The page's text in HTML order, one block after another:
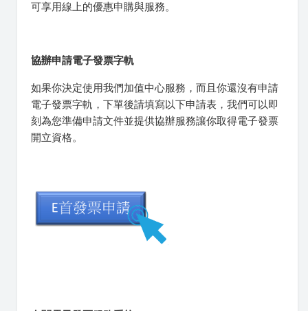
可享用線上的優惠申購與服務。
協辦申請電子發票字軌
如果你決定使用我們加值中心服務，而且你還沒有申請
電子發票字軌，下單後請填寫以下申請表，我們可以即
刻為您準備申請文件並提供協辦服務讓你取得電子發票
開立資格。